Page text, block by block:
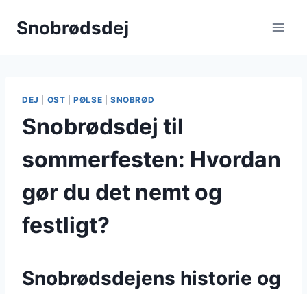
Snobrødsdej
DEJ OST |PØLSE SNOBRØD
Snobrødsdej til
sommerfesten: Hvordan
gør du det nemt og
festligt?
Snobrødsdejens historie og